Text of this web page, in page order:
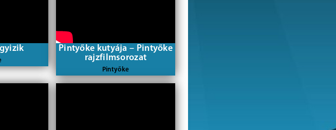
Pintyőke kutyája – Pintyőke
rajzfilmsorozat
Pintyőke